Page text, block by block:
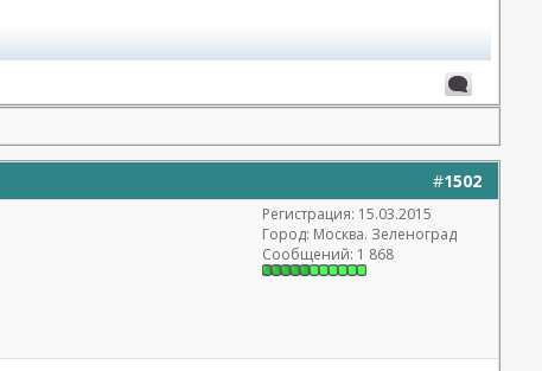
#1502
Регистрация: 15.03.2015
Город: Москва. Зеленоград
Сообщений: 1 868